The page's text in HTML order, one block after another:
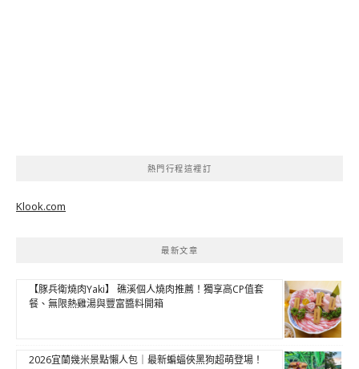
熱門行程這裡訂
Klook.com
最新文章
【豚兵衛燒肉Yaki】 礁溪個人燒肉推薦！獨享高CP值套
餐、無限熱雞湯與豐富醬料開箱
2026宜蘭幾米景點懶人包｜最新蝙蝠俠黑狗超萌登場！